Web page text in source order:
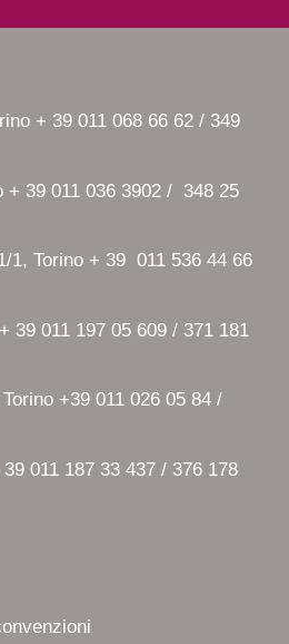
+ 39 011 068 66 62 / 349
+ 39 011 036 3902 / 348 25
1, Torino + 39 011 536 44 66
39 011 197 05 609 / 371 181
+39 011 026 05 84 /
011 187 33 437 / 376 178